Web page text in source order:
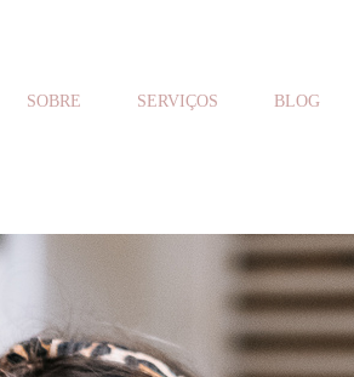
SOBRE SERVIÇOS BLOG